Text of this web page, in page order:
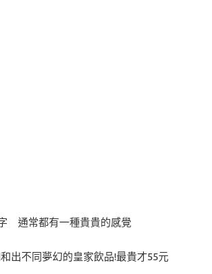
通常都有一種貴貴的感覺
出不同夢幻的皇家飲品!最貴才55元